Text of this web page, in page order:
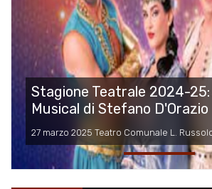
Stagione Teatrale 2024-25:
Musical di Stefano D'Orazio
27 marzo 2025 Teatro Comunale L.